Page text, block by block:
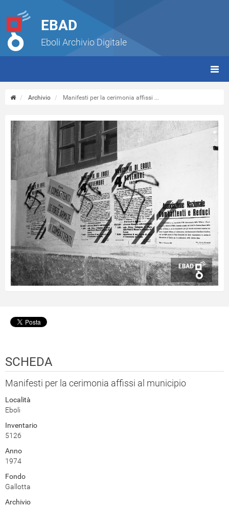
EBAD
Eboli Archivio Digitale
Archivio Manifesti per la cerimonia affissi ...
SCHEDA
Manifesti per la cerimonia affissi al municipio
Località
Eboli
Inventario
5126
Anno
1974
Fondo
Gallotta
Archivio